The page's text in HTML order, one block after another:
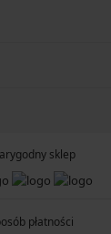
sklep
płatności